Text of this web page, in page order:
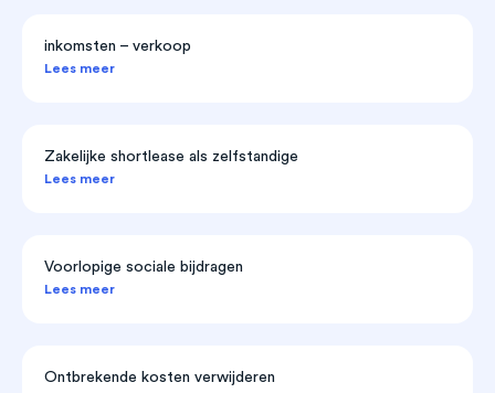
inkomsten – verkoop
Lees meer
Zakelijke shortlease als zelfstandige
Lees meer
Voorlopige sociale bijdragen
Lees meer
Ontbrekende kosten verwijderen